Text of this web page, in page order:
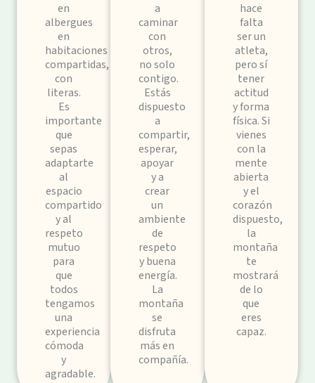
en
albergues
en
habitaciones
compartidas,
con
literas.
Es
importante
que
sepas
adaptarte
al
espacio
compartido
y al
respeto
mutuo
para
que
todos
tengamos
una
experiencia
cómoda
y
agradable.
a
caminar
con
otros,
no solo
contigo.
Estás
dispuesto
a
compartir,
esperar,
apoyar
y a
crear
un
ambiente
de
respeto
y buena
energía.
La
montaña
se
disfruta
más en
compañía.
hace
falta
ser un
atleta,
pero sí
tener
actitud
y forma
física. Si
vienes
con la
mente
abierta
y el
corazón
dispuesto,
la
montaña
te
mostrará
de lo
que
eres
capaz.